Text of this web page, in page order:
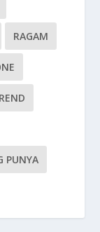
RAGAM
PUNYA